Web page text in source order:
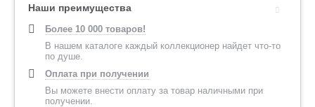
Наши преимущества
Более 10 000 товаров!
В нашем каталоге каждый коллекционер найдет что-то
по душе.
Оплата при получении
Вы можете внести оплату за товар наличными при
получении.